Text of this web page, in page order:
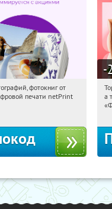
Получили:
фотокниг от
печати netPrint
-
а